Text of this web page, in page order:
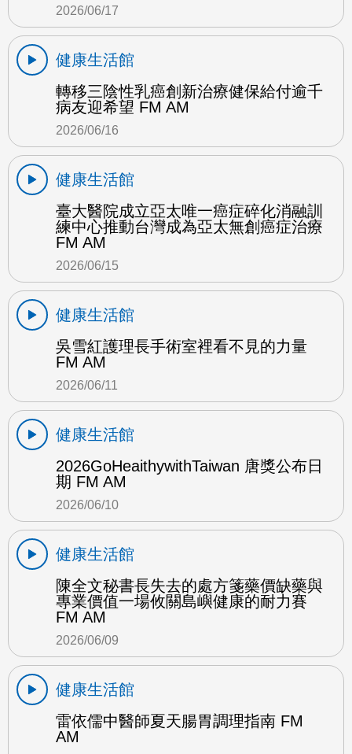
2026/06/17
健康生活館
轉移三陰性乳癌創新治療健保給付逾千
病友迎希望 FM AM
2026/06/16
健康生活館
臺大醫院成立亞太唯一癌症碎化消融訓
練中心推動台灣成為亞太無創癌症治療
FM AM
2026/06/15
健康生活館
吳雪紅護理長手術室裡看不見的力量
FM AM
2026/06/11
健康生活館
2026GoHeaithywithTaiwan 唐獎公布日
期 FM AM
2026/06/10
健康生活館
陳全文秘書長失去的處方箋藥價缺藥與
專業價值一場攸關島嶼健康的耐力賽
FM AM
2026/06/09
健康生活館
雷依儒中醫師夏天腸胃調理指南 FM
AM